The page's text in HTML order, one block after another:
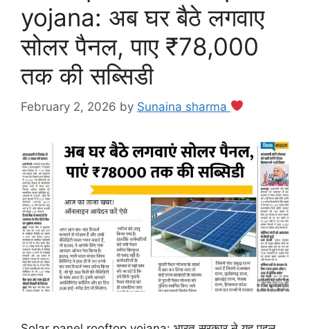
yojana: अब घर बैठे लगवाए
सोलर पैनल, पाए ₹78,000
तक की सब्सिडी
February 2, 2026 by Sunaina sharma